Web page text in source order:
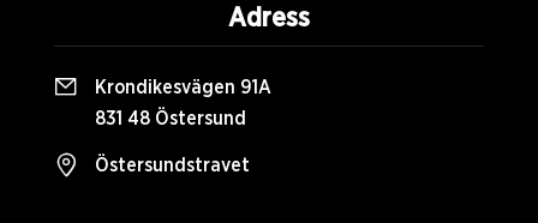
Adress
Krondikesvägen 91A
831 48 Östersund
Östersundstravet